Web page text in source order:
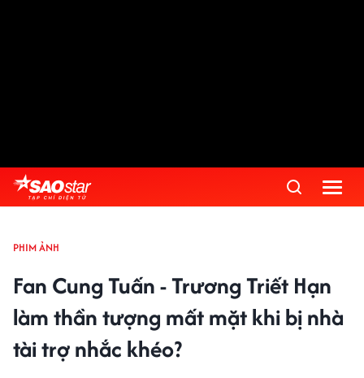
PHIM ẢNH
Fan Cung Tuấn - Trương Triết Hạn
làm thần tượng mất mặt khi bị nhà
tài trợ nhắc khéo?